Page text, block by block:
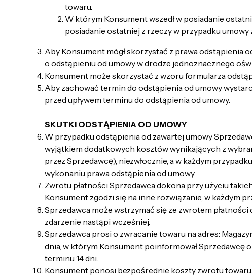
towaru.
W którym Konsument wszedł w posiadanie
posiadanie ostatniej z rzeczy w przypadku
Aby Konsument mógł skorzystać z prawa odstąpienia
o odstąpieniu od umowy w drodze jednoznacznego
Konsument może skorzystać z wzoru formularza
Aby zachować termin do odstąpienia od umowy
przed upływem terminu do odstąpienia od umowy.
SKUTKI ODSTĄPIENIA OD UMOWY
W przypadku odstąpienia od zawartej umowy
wyjątkiem dodatkowych kosztów wynikających z
przez Sprzedawcę), niezwłocznie, a w każdym
wykonaniu prawa odstąpienia od umowy.
Zwrotu płatności Sprzedawca dokona przy użyciu
Konsument zgodzi się na inne rozwiązanie, w każdym
Sprzedawca może wstrzymać się ze zwrotem
zdarzenie nastąpi wcześniej.
Sprzedawca prosi o zwracanie towaru na adres:
dnia, w którym Konsument poinformował Sprzedawcę
terminu 14 dni.
Konsument ponosi bezpośrednie koszty zwrotu towaru.